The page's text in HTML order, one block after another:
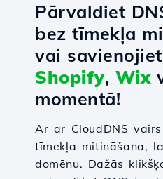
Pārvaldiet
bez tīmekļa
vai
Shopify, Wix
momentā!
Ar ar CloudDNS
tīmekļa mitināšana,
domēnu. Dažās